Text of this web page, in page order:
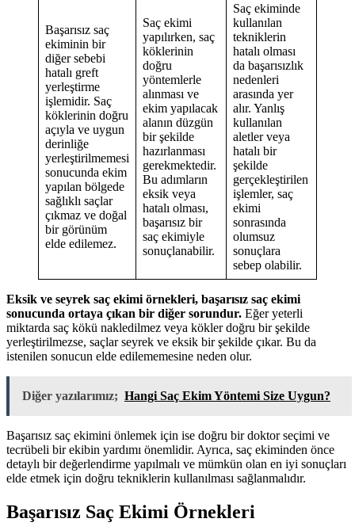
Başarısız saç
ekiminin bir
diğer sebebi
hatalı greft
yerleştirme
işlemidir. Saç
köklerinin doğru
açıyla ve uygun
derinliğe
yerleştirilmemesi
sonucunda ekim
yapılan bölgede
sağlıklı saçlar
çıkmaz ve doğal
bir görünüm
elde edilemez.
Saç ekimi
yapılırken, saç
köklerinin
doğru
yöntemlerle
alınması ve
ekim yapılacak
alanın düzgün
bir şekilde
hazırlanması
gerekmektedir.
Bu adımların
eksik veya
hatalı olması,
başarısız bir
saç ekimiyle
sonuçlanabilir.
Saç ekiminde
kullanılan
tekniklerin
hatalı olması
da başarısızlık
nedenleri
arasında yer
alır. Yanlış
kullanılan
aletler veya
hatalı bir
şekilde
gerçekleştirilen
işlemler, saç
ekimi
sonrasında
olumsuz
sonuçlara
sebep olabilir.
Eksik ve seyrek saç ekimi örnekleri, başarısız saç ekimi
sonucunda ortaya çıkan bir diğer sorundur. Eğer yeterli
miktarda saç kökü nakledilmez veya kökler doğru bir şekilde
yerleştirilmezse, saçlar seyrek ve eksik bir şekilde çıkar. Bu da
istenilen sonucun elde edilememesine neden olur.
Diğer yazılarımız; Hangi Saç Ekim Yöntemi Size Uygun?
Başarısız saç ekimini önlemek için ise doğru bir doktor seçimi ve
tecrübeli bir ekibin yardımı önemlidir. Ayrıca, saç ekiminden önce
detaylı bir değerlendirme yapılmalı ve mümkün olan en iyi sonuçları
elde etmek için doğru tekniklerin kullanılması sağlanmalıdır.
Başarısız Saç Ekimi Örnekleri